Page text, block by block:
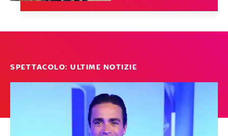
SPETTACOLO: ULTIME NOTIZIE